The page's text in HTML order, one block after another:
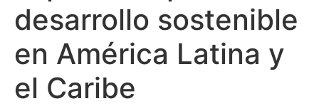
desarrollo sostenible
en América Latina y
el Caribe